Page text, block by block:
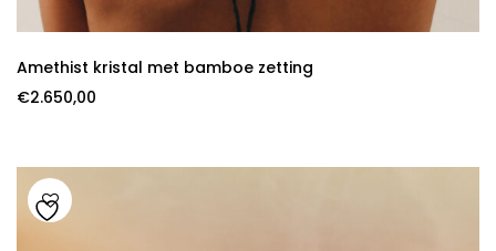
Amethist kristal met bamboe zetting
€2.650,00